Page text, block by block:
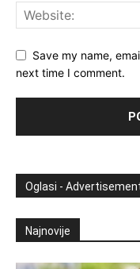
Save my name,
next time I comment.
Oglasi -
Najnovije